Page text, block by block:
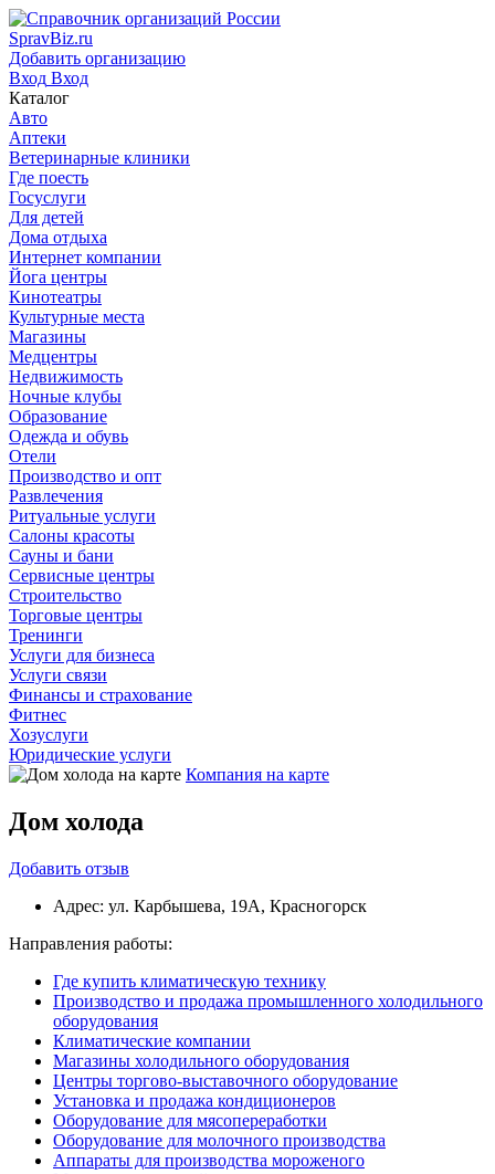
SpravBiz.ru
Добавить организацию
Вход Вход
Каталог
Авто
Аптеки
Ветеринарные клиники
Где поесть
Госуслуги
Для детей
Дома отдыха
Интернет компании
Йога центры
Кинотеатры
Культурные места
Магазины
Медцентры
Недвижимость
Ночные клубы
Образование
Одежда и обувь
Отели
Производство и опт
Развлечения
Ритуальные услуги
Салоны красоты
Сауны и бани
Сервисные центры
Строительство
Торговые центры
Тренинги
Услуги для бизнеса
Услуги связи
Финансы и страхование
Фитнес
Хозуслуги
Юридические услуги
Компания на карте
Дом холода
Добавить отзыв
Адрес: ул. Карбышева, 19А, Красногорск
Направления работы:
Где купить климатическую технику
Производство и продажа промышленного холодильного
оборудования
Климатические компании
Магазины холодильного оборудования
Центры торгово-выставочного оборудование
Установка и продажа кондиционеров
Оборудование для мясопереработки
Оборудование для молочного производства
Аппараты для производства мороженого